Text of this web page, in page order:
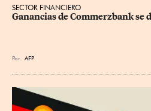
SECTOR FINANCIERO
Ganancias de Commerzbank se
Por AFP